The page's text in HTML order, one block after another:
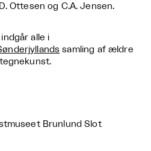
Ottesen og C.A. Jensen.
alle i
samling af ældre
Brunlund Slot